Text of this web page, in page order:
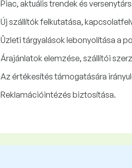
Piac, aktuális trendek és
Új szállítók felkutatása,
Üzleti tárgyalások lebonyolítása a
Árajánlatok elemzése, szállítói
Az értékesítés támogatására
Reklamációintézés biztosítása.